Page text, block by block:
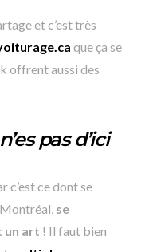
et c’est très
que ça se
offrent aussi des
pas d’ici
c’est ce dont se
se
un art ! Il faut bien